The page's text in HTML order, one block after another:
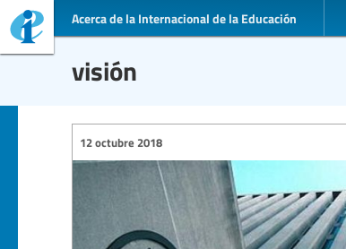
Acerca de la Internacional de la Educación
visión
12 octubre 2018